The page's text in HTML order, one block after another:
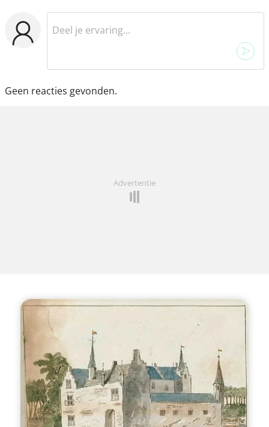
Geen reacties gevonden.
Advertentie